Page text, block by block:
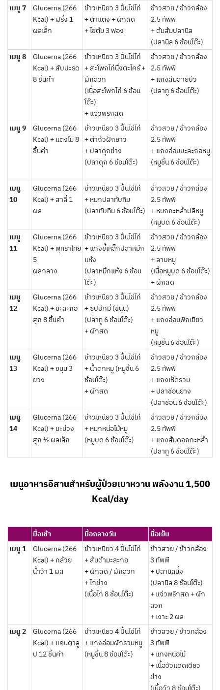
เมนู 7
Glucerna (266
Kcal) + ฝรั่ง 1
ผลเล็ก
ข้าวเหนียว 3 ปั้นไข่ไก่
+ ตำแตง + ผักสด
+ ไข่ต้ม 3 ฟอง
ข้าวสวย / ข้าวกล้อง
2.5 ทัพพี
+ ต้มส้มปลานิล
(ปลานิล 6 ช้อนโต๊ะ)
เมนู 8
Glucerna (266
Kcal) + สับปะรด
8 ชิ้นคำ
ข้าวเหนียว 3 ปั้นไข่ไก่
+ สะโพกไก่นึ่งตะไคร้ +
ผักลวก
(เนื้อสะโพกไก่ 6 ช้อน
โต๊ะ)
+ แจ่วพริกสด
ข้าวสวย / ข้าวกล้อง
2.5 ทัพพี
+ แกงส้มสายบัว
(ปลาทู 6 ช้อนโต๊ะ)
เมนู 9
Glucerna (266
Kcal) + แตงโม 8
ชิ้นคำ
ข้าวเหนียว 3 ปั้นไข่ไก่
+ ตำถั่วฝักยาว
+ ปลาดุกย่าง
(ปลาดุก 6 ช้อนโต๊ะ)
ข้าวสวย / ข้าวกล้อง
2.5 ทัพพี
+ แกงอ่อมมะละกอหมู
(หมูชิ้น 6 ช้อนโต๊ะ)
เมนู
10
Glucerna (266
Kcal) + สาลี่ 1
ผล
ข้าวเหนียว 3 ปั้นไข่ไก่
+ หมกปลาทับทิม
(ปลาทับทิม 6 ช้อนโต๊ะ)
ข้าวสวย / ข้าวกล้อง
2.5 ทัพพี
+ หมกกะหล่ำปลีหมู
(หมูบด 6 ช้อนโต๊ะ)
เมนู
11
Glucerna (266
Kcal) + พุทราไทย
5
ผลกลาง
ข้าวเหนียว 3 ปั้นไข่ไก่
+ แกงขี้เหล็กปลาหมึก
แห้ง
(ปลาหมึกแห้ง 6 ช้อน
โต๊ะ)
ข้าวสวย / ข้าวกล้อง
2.5 ทัพพี
+ ลาบหมู
(เนื้อหมูบด 6 ช้อนโต๊ะ)
+ ผักสด
เมนู
12
Glucerna (266
Kcal) + มะละกอ
สุก 8 ชิ้นคำ
ข้าวเหนียว 3 ปั้นไข่ไก่
+ ซุปบักมี่ (ขนุน)
(ปลาทู 6 ช้อนโต๊ะ)
+ ผักสด
ข้าวสวย / ข้าวกล้อง
2.5 ทัพพี
+ แกงอ่อมฟักเขียว
หมู
(หมูชิ้น 6 ช้อนโต๊ะ)
เมนู
13
Glucerna (266
Kcal) + ขนุน 3
ยวง
ข้าวเหนียว 3 ปั้นไข่ไก่
+ น้ำตกหมู (หมูชิ้น 6
ช้อนโต๊ะ)
+ ผักสด
ข้าวสวย / ข้าวกล้อง
2.5 ทัพพี
+ แกงเห็ดรวม
+ ปลาช่อนย่าง
(ปลาช่อน 6 ช้อนโต๊ะ)
เมนู
14
Glucerna (266
Kcal) + มะม่วง
สุก ½ ผลเล็ก
ข้าวเหนียว 3 ปั้นไข่ไก่
+ หมกหน่อไม้หมู
(หมูบด 6 ช้อนโต๊ะ)
ข้าวสวย / ข้าวกล้อง
2.5 ทัพพี
+ แกงส้มดอกกะหล่ำ
(ปลาทู 6 ช้อนโต๊ะ)
เมนูอาหารอีสานสำหรับผู้ป่วยเบาหวาน พลังงาน 1,500
Kcal/day
มื้อเช้า มื้อกลางวัน
มื้อเย็น
เมนู 1
Glucerna (266
Kcal) + กล้วย
น้ำว้า 1 ผล
ข้าวเหนียว 4 ปั้นไข่ไก่
+ ส้มตำมะละกอ
+ ผักสด / ผักลวก
+ ไก่ย่าง
(เนื้อไก่ 8 ช้อนโต๊ะ)
ข้าวสวย / ข้าวกล้อง
3 ทัพพี
+ ปลานิลนึ่ง
(ปลานิล 8 ช้อนโต๊ะ)
+ แจ่วพริกสด + ผัก
ลวก
+ เงาะ 2 ผล
เมนู 2
Glucerna (266
Kcal) + แคนตาลู
ป 12 ชิ้นคำ
ข้าวเหนียว 4 ปั้นไข่ไก่
+ แกงอ่อมผักรวมหมู
(หมูชิ้น 8 ช้อนโต๊ะ)
ข้าวสวย / ข้าวกล้อง
3 ทัพพี
+ แกงหน่อไม้
+ เนื้อวัวแดดเดียว
ย่าง